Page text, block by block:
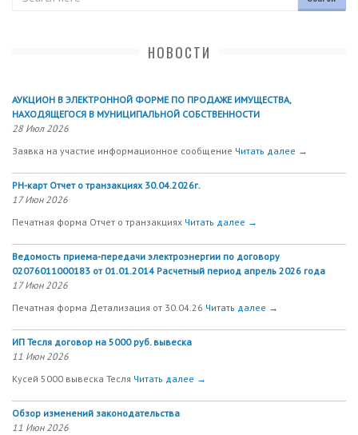
НОВОСТИ
АУКЦИОН В ЭЛЕКТРОННОЙ ФОРМЕ ПО ПРОДАЖЕ ИМУЩЕСТВА,
НАХОДЯЩЕГОСЯ В МУНИЦИПАЛЬНОЙ СОБСТВЕННОСТИ
28 Июл 2026
Заявка на участие информационное сообщение Читать далее →
РН-карт Отчет о транзакциях 30.04.2026г.
17 Июн 2026
Печатная форма Отчет о транзакциях Читать далее →
Ведомость приема-передачи электроэнергии по договору
02076011000183 от 01.01.2014 Расчетный период апрель 2026 года
17 Июн 2026
Печатная форма Детализация от 30.04.26 Читать далее →
ИП Тесля договор на 5000 руб. вывеска
11 Июн 2026
Кусей 5000 вывеска Тесля Читать далее →
Обзор изменений законодательства
11 Июн 2026